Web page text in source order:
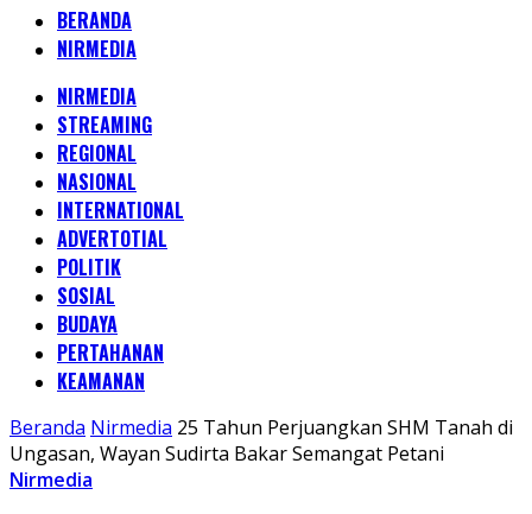
BERANDA
NIRMEDIA
NIRMEDIA
STREAMING
REGIONAL
NASIONAL
INTERNATIONAL
ADVERTOTIAL
POLITIK
SOSIAL
BUDAYA
PERTAHANAN
KEAMANAN
Beranda Nirmedia 25 Tahun Perjuangkan SHM Tanah di
Ungasan, Wayan Sudirta Bakar Semangat Petani
Nirmedia